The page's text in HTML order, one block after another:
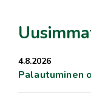
4.8.2026
Palautuminen